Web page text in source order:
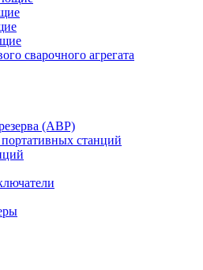
сварочного агрегата
(АВР)
станций